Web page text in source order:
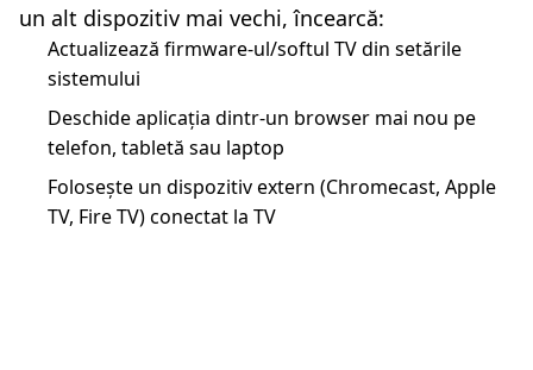
un alt dispozitiv mai vechi, încearcă:
Actualizează firmware-ul/softul TV din setările
sistemului
Deschide aplicația dintr-un browser mai nou pe
telefon, tabletă sau laptop
Folosește un dispozitiv extern (Chromecast, Apple
TV, Fire TV) conectat la TV